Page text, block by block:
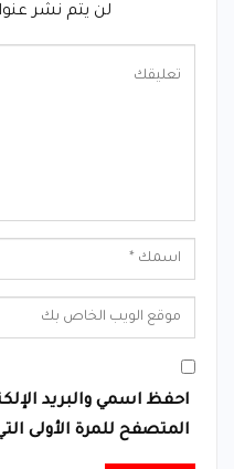
لن يتم نشر
احفظ اسمي والبريد
المتصفح للمرة الأولى